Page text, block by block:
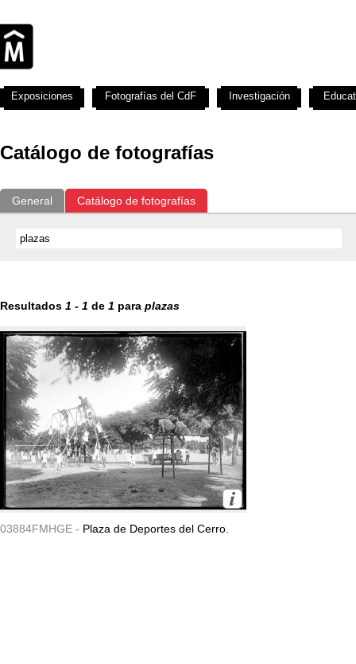
Catálogo de fotografías
General Catálogo de fotografías
Resultados 1 - 1 de 1 para plazas
03884FMHGE - Plaza de Deportes del Cerro.
Exposiciones Fotografías del CdF Investigación